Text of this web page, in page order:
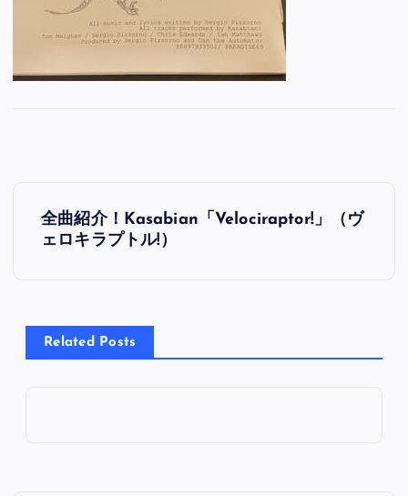
投
稿
ビ
全曲紹介！Kasabian「Velociraptor!」（ヴ
ェロキラプトル!）
Related Posts